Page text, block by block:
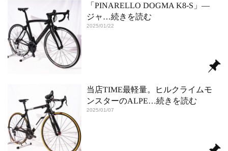
「PINARELLO DOGMA K8-S」―
ジャ …続きを読む
2025/01/22
当店TIME最軽量。ヒルクライムモ
ンスターのALPE…続きを読む
2025/01/07